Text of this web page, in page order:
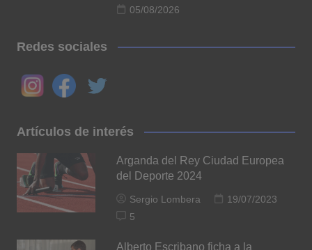
05/08/2026
Redes sociales
Artículos de interés
Arganda del Rey Ciudad Europea
del Deporte 2024
Sergio Lombera
19/07/2023
5
Alberto Escribano ficha a la